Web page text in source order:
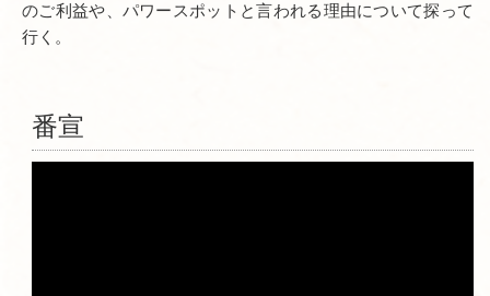
のご利益や、パワースポットと言われる理由について探って
行く。
番宣